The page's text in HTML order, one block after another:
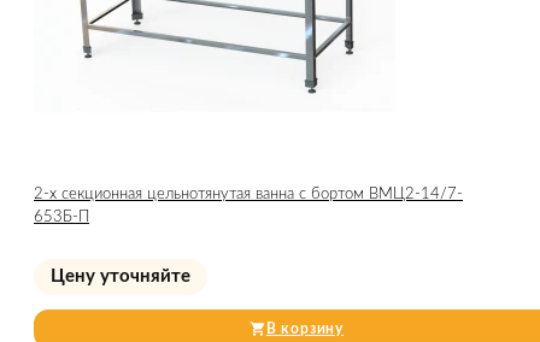
2-х секционная цельнотянутая ванна с бортом ВМЦ2-14/7-
653Б-П
Цену уточняйте
В корзину